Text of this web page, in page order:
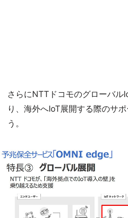
さらにNTTドコモのグローバル
り、海外へIoT展開する際のサ
う。